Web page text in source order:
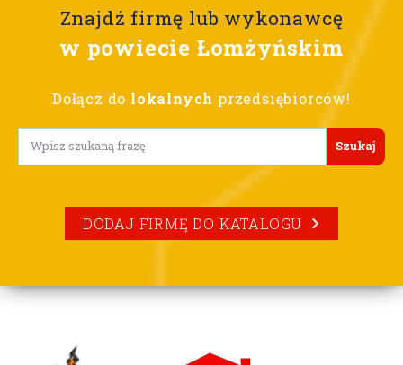
Znajdź firmę lub wykonawcę
w powiecie Łomżyńskim
Dołącz do lokalnych przedsiębiorców!
Lorem ipsum
DODAJ FIRMĘ DO KATALOGU
lorem ipsum